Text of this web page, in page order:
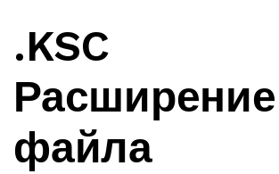
.KSC
Расширение
файла